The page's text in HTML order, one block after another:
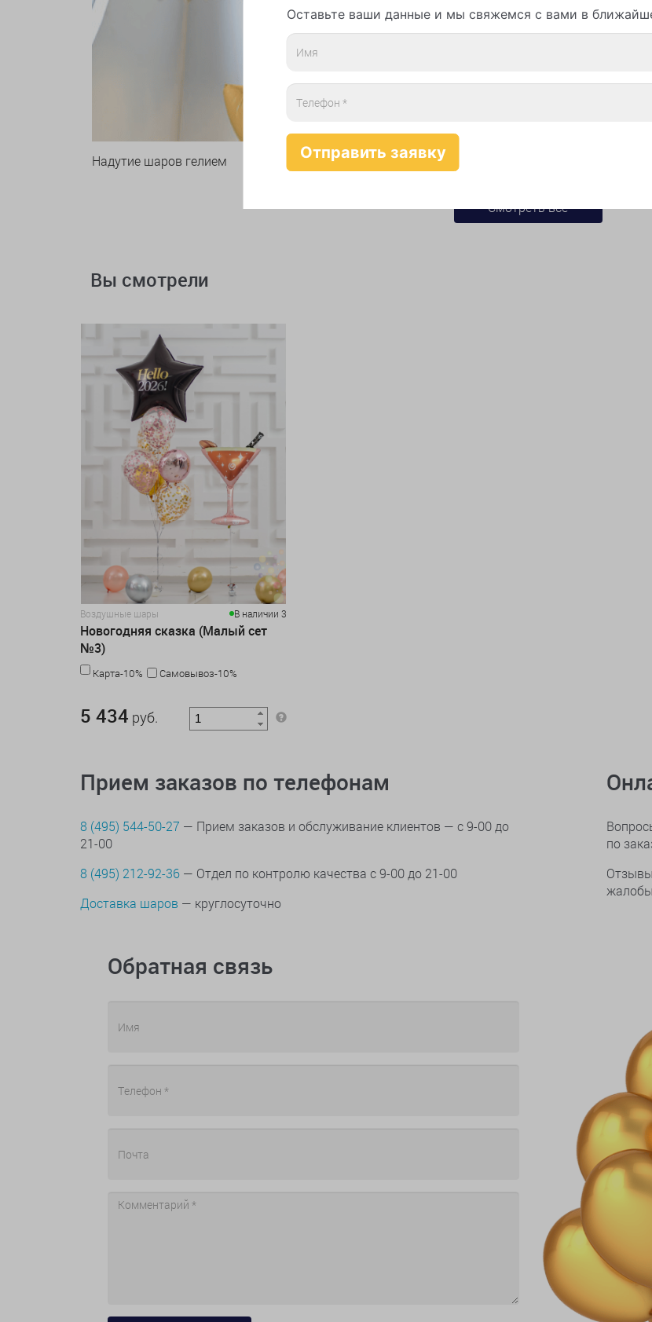
Надутие шаров гелием
Смотреть все
Вы смотрели
Воздушные шары В наличии 3
Новогодняя сказка (Малый сет
№3)
Карта-10%
Самовывоз-10%
5 434 руб.
Прием заказов по телефонам
8 (495) 544-50-27 — Прием заказов и обслуживание клиентов — с 9-00 до
21-00
8 (495) 212-92-36 — Отдел по контролю качества с 9-00 до 21-00
Доставка шаров — круглосуточно
по
Обратная связь
Оставьте ваши данные и мы свяжемся с вами в